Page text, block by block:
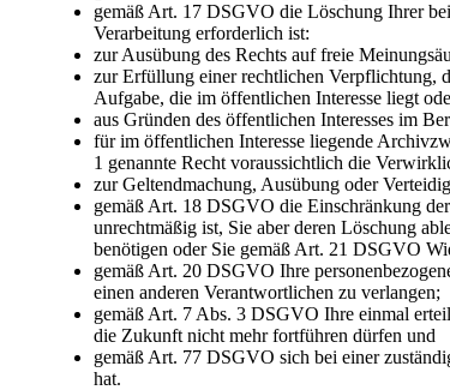
gemäß Art. 17 DSGVO die Löschung Ihrer
Verarbeitung erforderlich ist:
zur Ausübung des Rechts auf freie
zur Erfüllung einer rechtlichen Verpflichtung,
Aufgabe, die im öffentlichen Interesse liegt
aus Gründen des öffentlichen Interesses im
für im öffentlichen Interesse liegende
1 genannte Recht voraussichtlich die
zur Geltendmachung, Ausübung oder
gemäß Art. 18 DSGVO die Einschränkung
unrechtmäßig ist, Sie aber deren Löschung
benötigen oder Sie gemäß Art. 21 DSGVO
gemäß Art. 20 DSGVO Ihre
einen anderen Verantwortlichen zu verlangen;
gemäß Art. 7 Abs. 3 DSGVO Ihre einmal
die Zukunft nicht mehr fortführen dürfen und
gemäß Art. 77 DSGVO sich bei einer
hat.